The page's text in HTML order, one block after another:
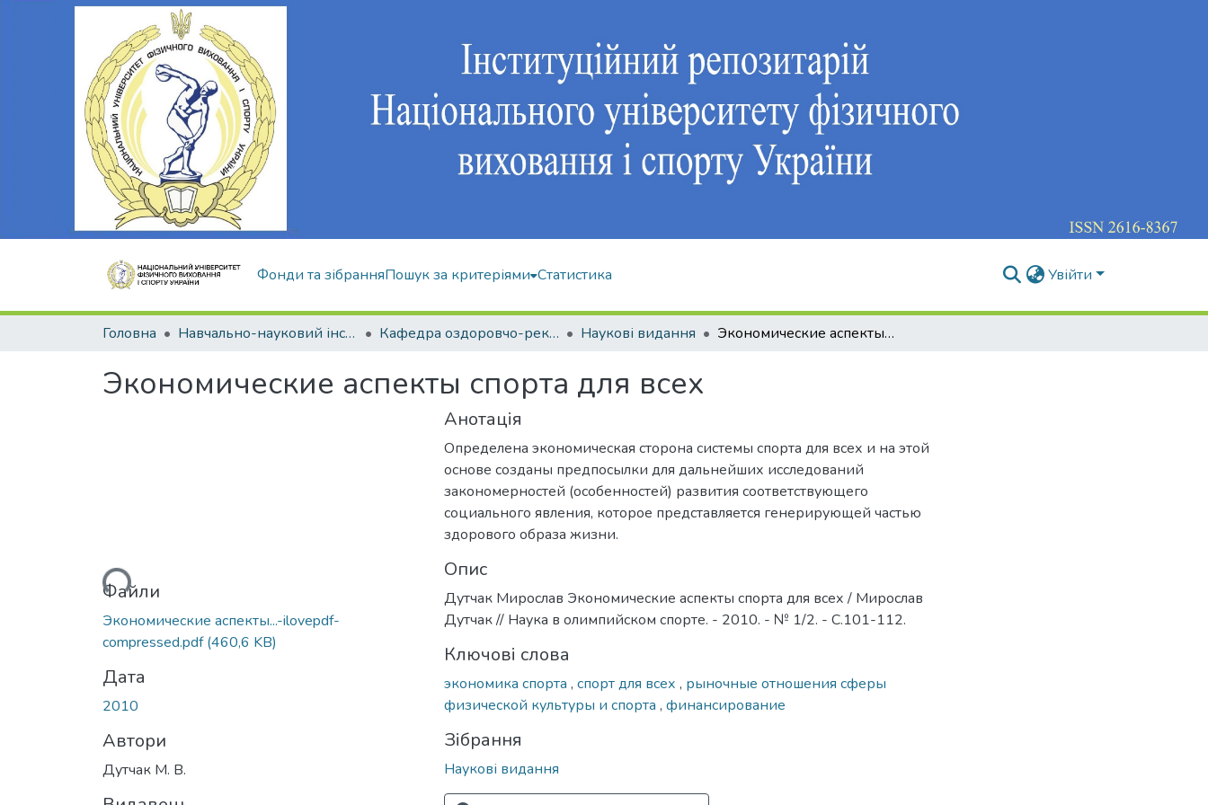
Фонди та зібранняПошук за критеріями Статистика Увійти
Головна Навчально-науковий інститут здоров'я, реабілітації та фізичного виховання Кафедра оздоровчо-рекреаційної рухової активності Наукові видання Экономические аспекты спорта для всех
Экономические аспекты спорта для всех
Вантажиться...Файли
Экономические аспекты...-ilovepdf-
compressed.pdf(460,6 KB)
Дата
2010
Автори
Дутчак М. В.
Анотація
Определена экономическая сторона системы спорта для всех и на этой
основе созданы предпосылки для дальнейших исследований
закономерностей (особенностей) развития соответствующего
социального явления, которое представляется генерирующей частью
здорового образа жизни.
Опис
Дутчак Мирослав Экономические аспекты спорта для всех / Мирослав
Дутчак // Наука в олимпийском спорте. - 2010. - № 1/2. - С.101-112.
Ключові слова
экономика спорта , спорт для всех , рыночные отношения сферы
физической культуры и спорта , финансирование
Зібрання
Наукові видання